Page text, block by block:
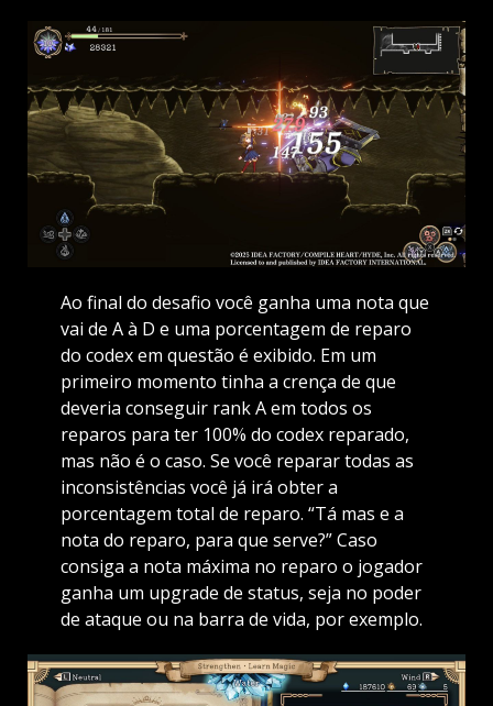
Ao final do desafio você ganha uma nota que
vai de A à D e uma porcentagem de reparo
do codex em questão é exibido. Em um
primeiro momento tinha a crença de que
deveria conseguir rank A em todos os
reparos para ter 100% do codex reparado,
mas não é o caso. Se você reparar todas as
inconsistências você já irá obter a
porcentagem total de reparo. “Tá mas e a
nota do reparo, para que serve?” Caso
consiga a nota máxima no reparo o jogador
ganha um upgrade de status, seja no poder
de ataque ou na barra de vida, por exemplo.